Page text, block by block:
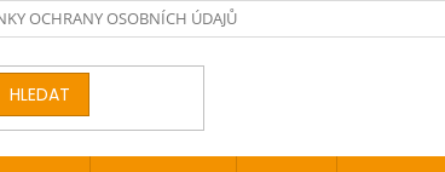
OCHRANY OSOBNÍCH ÚDAJŮ
HLEDAT